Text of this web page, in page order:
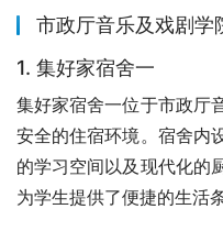
市政厅音乐及戏剧学
1. 集好家宿舍一
集好家宿舍一位于市政厅
安全的住宿环境。宿舍内
的学习空间以及现代化的
为学生提供了便捷的生活条